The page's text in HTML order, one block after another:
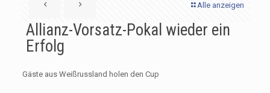
Alle anzeigen
Allianz-Vorsatz-Pokal wieder ein
Erfolg
Gäste aus Weißrussland holen den Cup